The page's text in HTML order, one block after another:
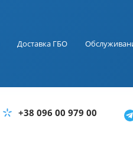
Доставка ГБО
+38 096 00 979 00